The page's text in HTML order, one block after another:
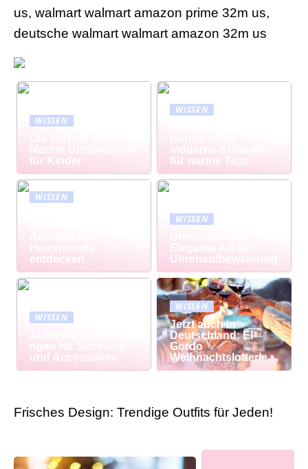
us, walmart walmart amazon prime 32m us,
deutsche walmart walmart amazon 32m us
WISSEN
Merino Unterwäsche
für Kinder
WISSEN
moderne Klassiker
für warme Tage
WISSEN
Herrenmode
entdecken
WISSEN
Elegante Art der
Uhrenaufbewahrung
WISSEN
ngen für Schmuck
und Accessoires
WISSEN
Jetzt auch in
Deutschland: El
Gordo
Weihnachtslotterie
Frisches Design: Trendige Outfits für Jeden!